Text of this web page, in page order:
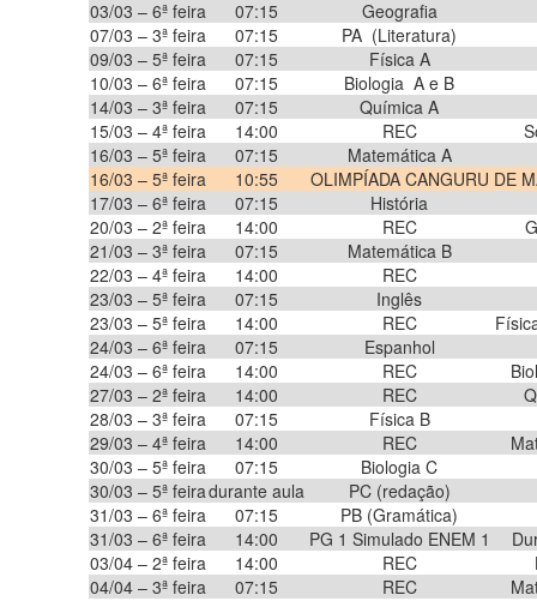
03/03 – 6ª feira
07:15
Geografia
07/03 – 3ª feira
07:15
PA (Literatura)
09/03 – 5ª feira
07:15
Física A
10/03 – 6ª feira
07:15
Biologia A e B
14/03 – 3ª feira
07:15
Química A
15/03 – 4ª feira
14:00 REC
16/03 – 5ª feira
07:15
Matemática A
16/03 – 5ª feira
10:55
OLIMPÍADA CANGURU DE
17/03 – 6ª feira
07:15
História
20/03 – 2ª feira
14:00 REC
21/03 – 3ª feira
07:15
Matemática B
22/03 – 4ª feira
14:00
REC
23/03 – 5ª feira
07:15
Inglês
23/03 – 5ª feira
14:00 REC
24/03 – 6ª feira
07:15
Espanhol
24/03 – 6ª feira
14:00 REC
27/03 – 2ª feira
14:00 REC
28/03 – 3ª feira
07:15
Física B
29/03 – 4ª feira
14:00 REC
30/03 – 5ª feira
07:15
Biologia C
30/03 – 5ª feiradurante aula
PC (redação)
31/03 – 6ª feira
07:15
PB (Gramática)
31/03 – 6ª feira
14:00 PG 1 Simulado ENEM 1
03/04 – 2ª feira
14:00 REC
04/04 – 3ª feira
07:15 REC